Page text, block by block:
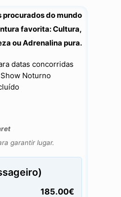
procurados do mundo
favorita: Cultura,
ou Adrenalina pura.
datas concorridas
Noturno
garantir lugar.
185.00€